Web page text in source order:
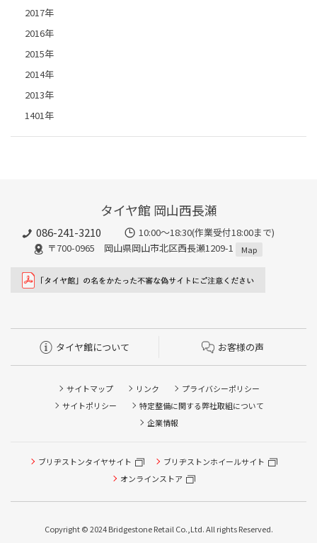
2017年
2016年
2015年
2014年
2013年
1401年
タイヤ館 岡山西長瀬
086-241-3210
10:00〜18:30(作業受付18:00まで)
〒700-0965 岡山県岡山市北区西長瀬1209-1
Map
タイヤ館について お客様の声
サイトマップ リンク
プライバシーポリシー
サイトポリシー
特定整備に関する弊社取組について
企業情報
ブリヂストンタイヤサイト
ブリヂストンホイールサイト
オンラインストア
Copyright © 2024 Bridgestone Retail Co.,Ltd. All rights Reserved.
タイヤ点検・安全点検/タイヤ履き替え/オイル交換/その他
ピット作業の予約
本日のタイヤ履き替え順番待ち予約 ※クローク契約会員の